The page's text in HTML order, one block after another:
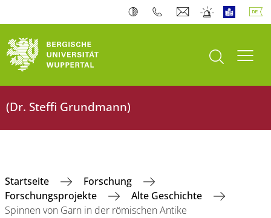
Suche öffnen
(Dr. Steffi Grundmann)
Startseite
Forschung
Forschungsprojekte
Alte Geschichte
Spinnen von Garn in der römischen Antike